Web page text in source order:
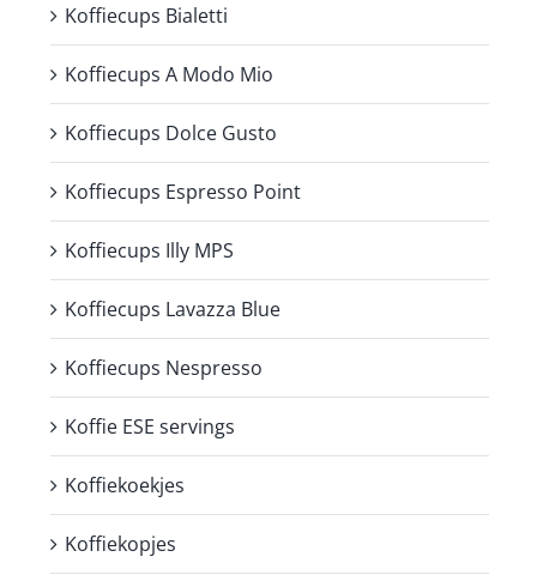
Koffiecups Bialetti
Koffiecups A Modo Mio
Koffiecups Dolce Gusto
Koffiecups Espresso Point
Koffiecups Illy MPS
Koffiecups Lavazza Blue
Koffiecups Nespresso
Koffie ESE servings
Koffiekoekjes
Koffiekopjes